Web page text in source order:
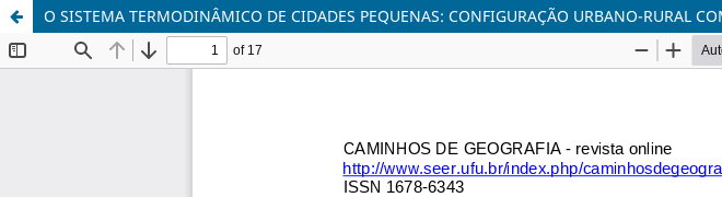
O SISTEMA TERMODINÂMICO DE CIDADES PEQUENAS: CONFIGURAÇÃO URBANO-RURAL